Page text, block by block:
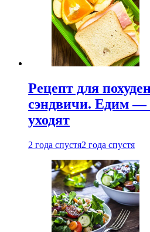
Рецепт для
сэндвичи. Едим
уходят
2 года спустя2 года спустя